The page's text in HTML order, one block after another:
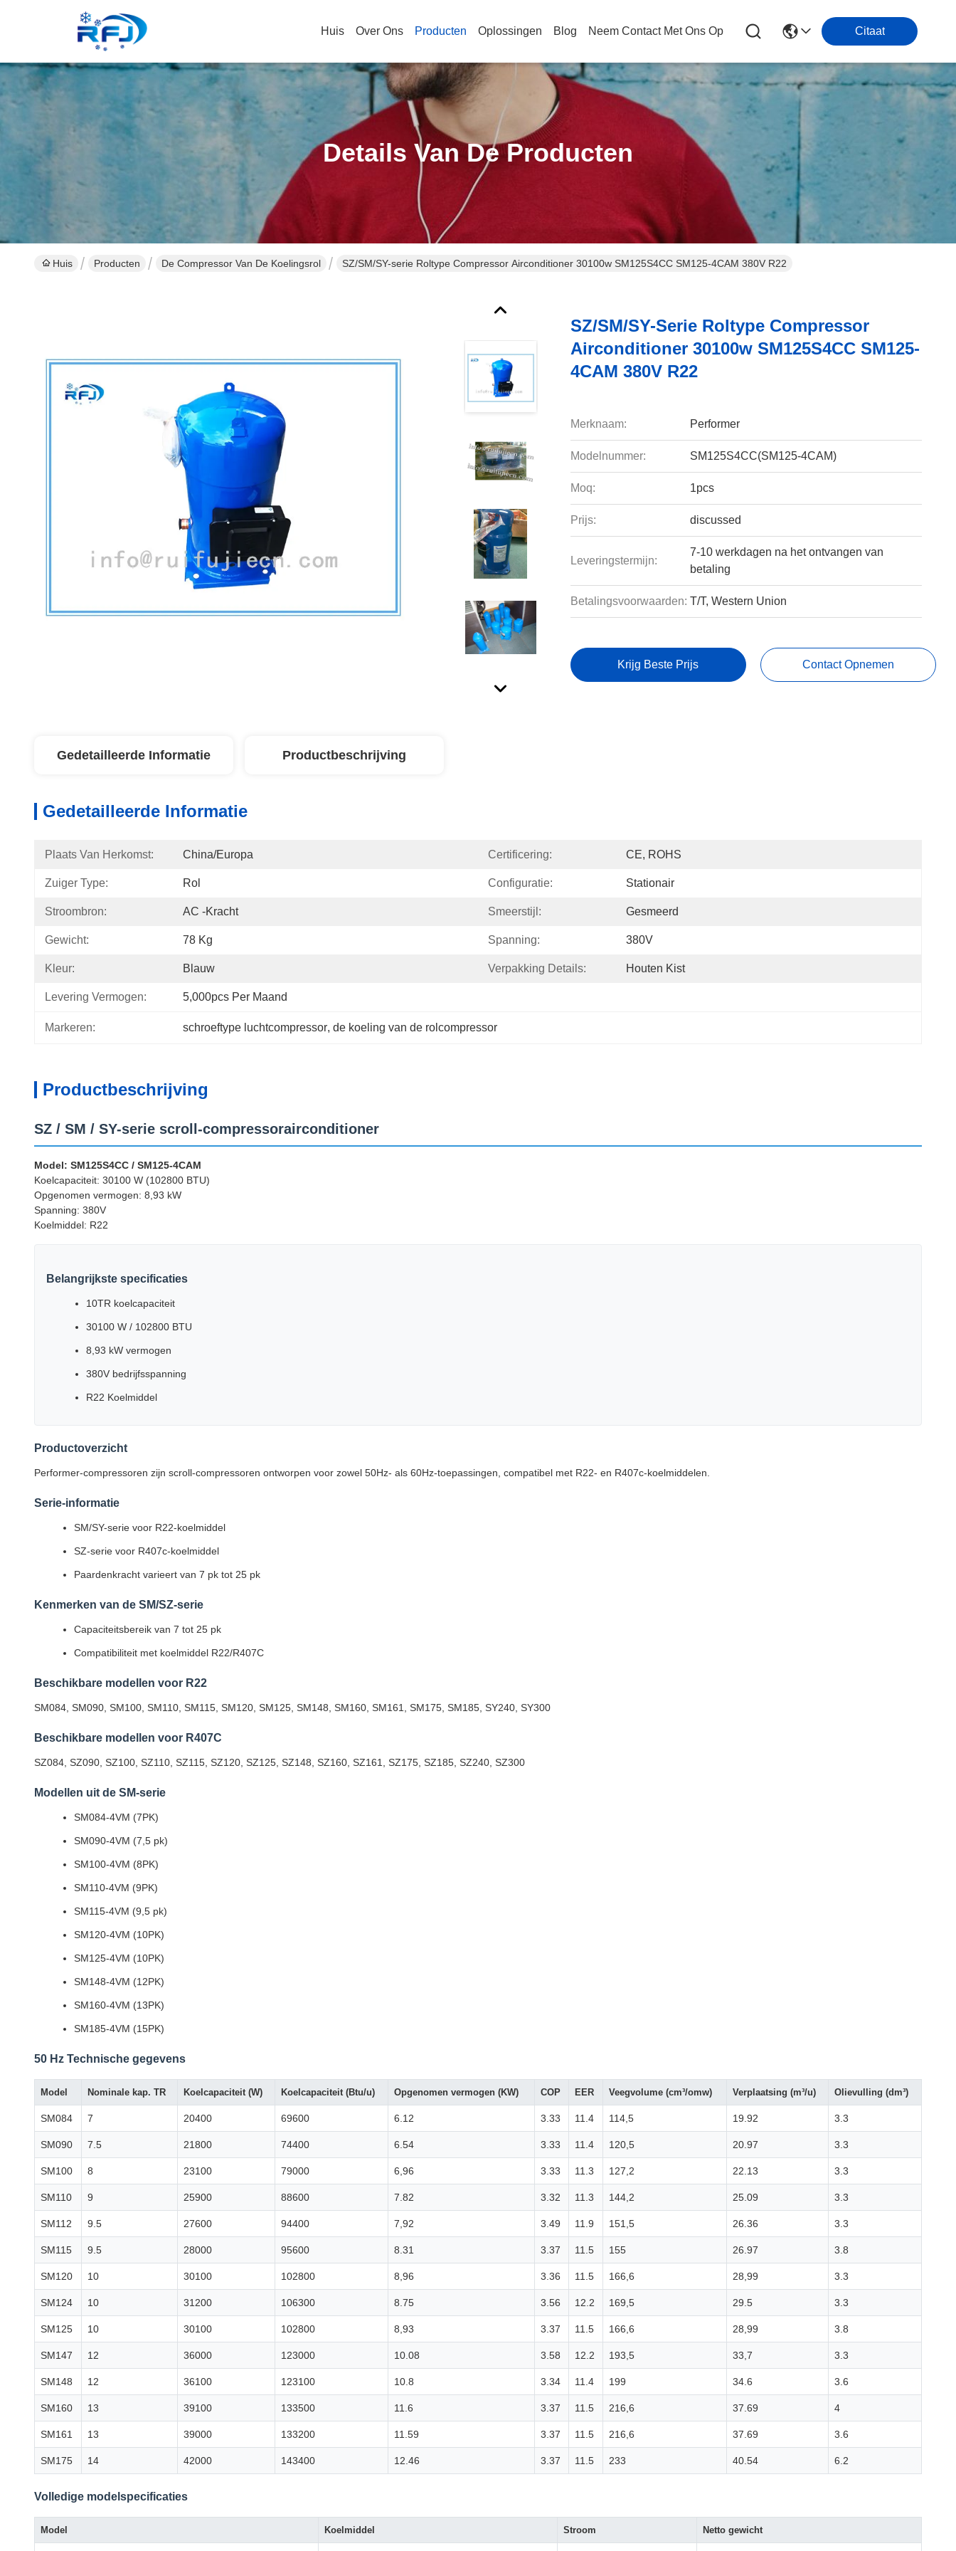
Huis Over Ons Producten Oplossingen Blog Neem Contact Met Ons Op Citaat
Details Van De Producten
Huis Producten De Compressor Van De Koelingsrol SZ/SM/SY-serie Roltype Compressor Airconditioner 30100w SM125S4CC SM125-4CAM 380V R22
SZ/SM/SY-Serie Roltype Compressor
Airconditioner 30100w SM125S4CC SM125-
4CAM 380V R22
Merknaam: Performer
Modelnummer: SM125S4CC(SM125-4CAM)
Moq: 1pcs
Prijs: discussed
Leveringstermijn:
7-10 werkdagen na het ontvangen van
betaling
Betalingsvoorwaarden: T/T, Western Union
Krijg Beste Prijs Contact Opnemen
Gedetailleerde Informatie Productbeschrijving
Gedetailleerde Informatie
Plaats Van Herkomst: China/Europa Certificering: CE, ROHS
Zuiger Type: Rol Configuratie: Stationair
Stroombron: AC -kracht Smeerstijl: Gesmeerd
Gewicht: 78 Kg Spanning: 380V
Kleur: Blauw Verpakking Details: Houten Kist
Levering Vermogen: 5,000pcs Per Maand
Markeren: schroeftype luchtcompressor, de koeling van de rolcompressor
Productbeschrijving
SZ / SM / SY-serie scroll-compressorairconditioner
Model: SM125S4CC / SM125-4CAM
Koelcapaciteit: 30100 W (102800 BTU)
Opgenomen vermogen: 8,93 kW
Spanning: 380V
Koelmiddel: R22
Belangrijkste specificaties
10TR koelcapaciteit
30100 W / 102800 BTU
8,93 kW vermogen
380V bedrijfsspanning
R22 Koelmiddel
Productoverzicht
Performer-compressoren zijn scroll-compressoren ontworpen voor zowel 50Hz- als 60Hz-toepassingen, compatibel met R22- en R407c-koelmiddelen.
Serie-informatie
SM/SY-serie voor R22-koelmiddel
SZ-serie voor R407c-koelmiddel
Paardenkracht varieert van 7 pk tot 25 pk
Kenmerken van de SM/SZ-serie
Capaciteitsbereik van 7 tot 25 pk
Compatibiliteit met koelmiddel R22/R407C
Beschikbare modellen voor R22
SM084, SM090, SM100, SM110, SM115, SM120, SM125, SM148, SM160, SM161, SM175, SM185, SY240, SY300
Beschikbare modellen voor R407C
SZ084, SZ090, SZ100, SZ110, SZ115, SZ120, SZ125, SZ148, SZ160, SZ161, SZ175, SZ185, SZ240, SZ300
Modellen uit de SM-serie
SM084-4VM (7PK)
SM090-4VM (7,5 pk)
SM100-4VM (8PK)
SM110-4VM (9PK)
SM115-4VM (9,5 pk)
SM120-4VM (10PK)
SM125-4VM (10PK)
SM148-4VM (12PK)
SM160-4VM (13PK)
SM185-4VM (15PK)
50 Hz Technische gegevens
Model Nominale kap. TR Koelcapaciteit (W) Koelcapaciteit (Btu/u) Opgenomen vermogen (KW) COP EER Veegvolume (cm³/omw) Verplaatsing (m³/u) Olievulling (dm³)
SM084 7 20400 69600 6.12 3.33 11.4 114,5 19.92 3.3
SM090 7.5 21800 74400 6.54 3.33 11.4 120,5 20.97 3.3
SM100 8 23100 79000 6,96 3.33 11.3 127,2 22.13 3.3
SM110 9 25900 88600 7.82 3.32 11.3 144,2 25.09 3.3
SM112 9.5 27600 94400 7,92 3.49 11.9 151,5 26.36 3.3
SM115 9.5 28000 95600 8.31 3.37 11.5 155 26.97 3.8
SM120 10 30100 102800 8,96 3.36 11.5 166,6 28,99 3.3
SM124 10 31200 106300 8.75 3.56 12.2 169,5 29.5 3.3
SM125 10 30100 102800 8,93 3.37 11.5 166,6 28,99 3.8
SM147 12 36000 123000 10.08 3.58 12.2 193,5 33,7 3.3
SM148 12 36100 123100 10.8 3.34 11.4 199 34.6 3.6
SM160 13 39100 133500 11.6 3.37 11.5 216,6 37.69 4
SM161 13 39000 133200 11.59 3.37 11.5 216,6 37.69 3.6
SM175 14 42000 143400 12.46 3.37 11.5 233 40.54 6.2
Volledige modelspecificaties
Model Koelmiddel Stroom Netto gewicht